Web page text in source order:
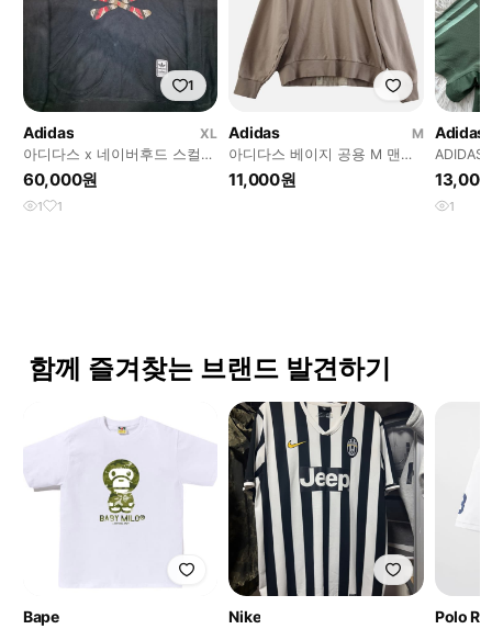
1
Adidas
XL
아디다스 x 네이버후드 스컬
풀오버 후드티 110
60,000원
1 1
Adidas
M
아디다스 베이지 공용 M 맨투
맨 O0709
11,000원
Adidas
ADIDAS
팔 아디
복 L 95
1
함께 즐겨찾는 브랜드 발견하기
Bape Nike Polo